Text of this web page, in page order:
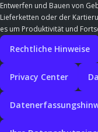
Entwerfen und Bauen von
Lieferketten oder der
es um Produktivität und
Rechtliche Hinweise
Privacy Center